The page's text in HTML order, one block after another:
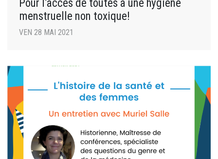
Pour l’accès de toutes à une hygiène
menstruelle non toxique!
VEN 28 MAI 2021